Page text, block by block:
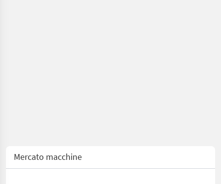
Mercato macchine